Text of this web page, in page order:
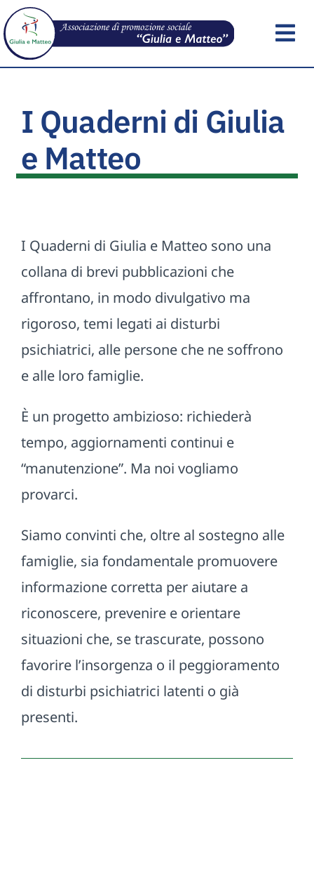
Skip
to
content
Chi Siamo
Documenti e Link
Notizie
I Quaderni di Giulia
e Matteo
I Quaderni di Giulia e Matteo sono una
collana di brevi pubblicazioni che
affrontano, in modo divulgativo ma
rigoroso, temi legati ai disturbi
psichiatrici, alle persone che ne soffrono
e alle loro famiglie.
È un progetto ambizioso: richiederà
tempo, aggiornamenti continui e
“manutenzione”. Ma noi vogliamo
provarci.
Siamo convinti che, oltre al sostegno alle
famiglie, sia fondamentale promuovere
informazione corretta per aiutare a
riconoscere, prevenire e orientare
situazioni che, se trascurate, possono
favorire l’insorgenza o il peggioramento
di disturbi psichiatrici latenti o già
presenti.